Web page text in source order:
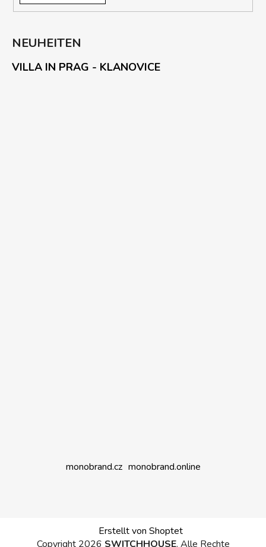
NEUHEITEN
VILLA IN PRAG - KLANOVICE
monobrand.cz monobrand.online
Erstellt von Shoptet
Copyright 2026 SWITCHHOUSE. Alle Rechte